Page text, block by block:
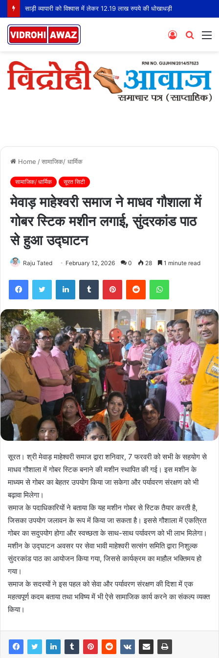
साड़ी व्यापारी को विश्वास में लेकर 12.19 लाख रुपये की धोखाधड़ी
Search
Log
Home /सामाजिक/ धार्मिक
सामाजिक/ धार्मिक सूरत सिटी
मेवाड़ माहेश्वरी समाज ने माधव गौशाला में
गोबर स्टिक मशीन लगाई, सुंदरकांड पाठ
से हुआ उद्घाटन
Raju Tated February 12, 2026 0 28 1 minute read
FacebookTwitter LinkedInTumblr PinterestReddit WhatsApp
सूरत। श्री मेवाड़ माहेश्वरी समाज द्वारा शनिवार, 7 फरवरी को सभी के सहयोग से
माधव गौशाला में गोबर स्टिक बनाने की मशीन स्थापित की गई। इस मशीन के
माध्यम से गोबर का बेहतर उपयोग किया जा सकेगा और पर्यावरण संरक्षण को भी
बढ़ावा मिलेगा।
समाज के पदाधिकारियों ने बताया कि यह मशीन गोबर से स्टिक तैयार करती है,
जिसका उपयोग जलावन के रूप में किया जा सकता है। इससे गौशाला में एकत्रित
गोबर का सदुपयोग होगा और स्वच्छता के साथ-साथ पर्यावरण को भी लाभ मिलेगा।
मशीन के उद्घाटन अवसर पर सेवा भावी माहेश्वरी सत्संग समिति द्वारा निशुल्क
सुंदरकांड पाठ का आयोजन किया गया, जिससे कार्यक्रम का माहौल भक्तिमय हो
गया।
समाज के सदस्यों ने इस पहल को सेवा और पर्यावरण संरक्षण की दिशा में एक
महत्वपूर्ण कदम बताया तथा भविष्य में भी ऐसे सामाजिक कार्य करने का संकल्प व्यक्त
किया।